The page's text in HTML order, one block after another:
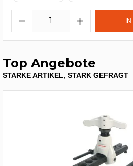
Top Angebote
STARKE ARTIKEL, STARK GEFRAGT